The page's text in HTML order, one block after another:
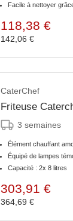
Facile à nettoyer
118,38 €
142,06 €
CaterChef
Friteuse
3 semaines
Élément chauffant
Équipé de lampes
Capacité : 2x 8 litres
303,91 €
364,69 €